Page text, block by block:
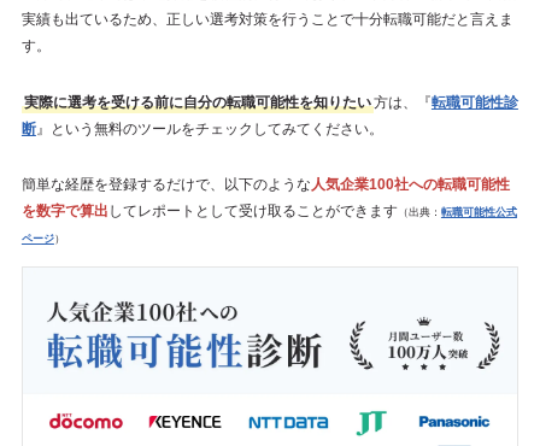
実績も出ているため、正しい選考対策を行うことで十分転職可能だと言えま
す。
実際に選考を受ける前に自分の転職可能性を知りたい方は、『転職可能性診
断』という無料のツールをチェックしてみてください。
簡単な経歴を登録するだけで、以下のような人気企業100社への転職可能性
を数字で算出 してレポートとして受け取ることができます（出典： 転職可能性公式
ページ）